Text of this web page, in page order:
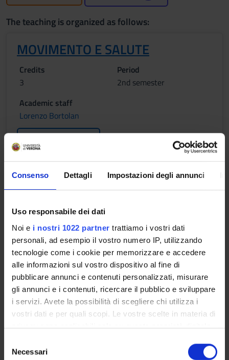
Consenso Dettagli Impostazioni degli annunci
Uso responsabile dei dati
Noi e i nostri 1022 partner trattiamo i vostri dati
personali, ad esempio il vostro numero IP, utilizzando
tecnologie come i cookie per memorizzare e accedere
alle informazioni sul vostro dispositivo al fine di
pubblicare annunci e contenuti personalizzati, misurare
gli annunci e i contenuti, ricercare il pubblico e sviluppare
i servizi. Avete la possibilità di scegliere chi utilizza i
vostri dati e per quali scopi. Le vostre scelte in materia di
privacy sono applicabili solo su questa proprietà digitale
modificare o revocare il proprio consenso in qualsiasi
Necessari
The teaching is organized as follows:
MOVIMENTO E SALUTE
Credits
3
Period
2nd semester
Academic staff
Lorenzo Bortolan
Orthopaedic Surgery, prostheses,
Credits
3
2nd semester
Academic staff
Carlo Dall'Oca
Lessons timetable
Learning objectives
Orthopedic surgery, prosthetics and rehabilitation